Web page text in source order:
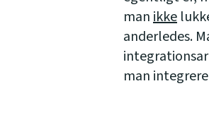
manikke
anderledes.
man